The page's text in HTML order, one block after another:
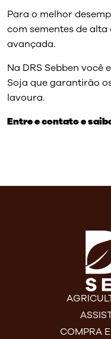
Para o melhor
com sementes de
avançada.
Na DRS Sebben você
Soja que garantirão
lavoura.
Entre e contato e
COMPRA